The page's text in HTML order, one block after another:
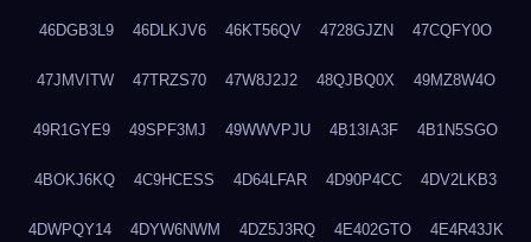
46DGB3L9 46DLKJV6 46KT56QV 4728GJZN 47CQFY0O
47JMVITW 47TRZS70 47W8J2J2 48QJBQ0X 49MZ8W4O
49R1GYE9 49SPF3MJ 49WWVPJU 4B13IA3F 4B1N5SGO
4BOKJ6KQ 4C9HCESS 4D64LFAR 4D90P4CC 4DV2LKB3
4DWPQY14 4DYW6NWM 4DZ5J3RQ 4E402GTO 4E4R43JK